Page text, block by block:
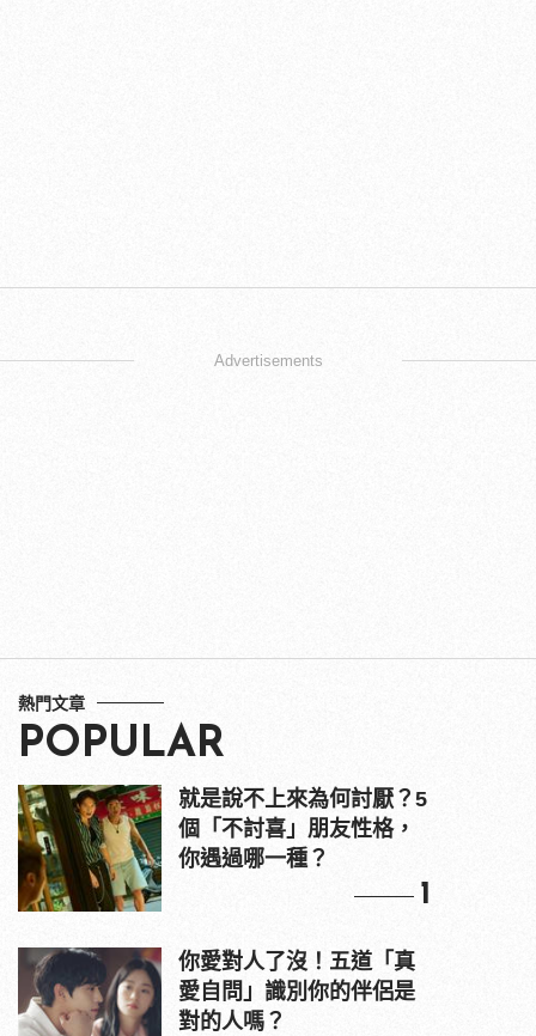
Advertisements
熱門文章
POPULAR
就是說不上來為何討厭？5
個「不討喜」朋友性格，
你遇過哪一種？
1
你愛對人了沒！五道「真
愛自問」識別你的伴侶是
對的人嗎？